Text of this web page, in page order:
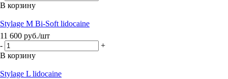
В корзину
Stylage M Bi-Soft lidocaine
11 600 руб./шт
-
+
В корзину
Stylage L lidocaine